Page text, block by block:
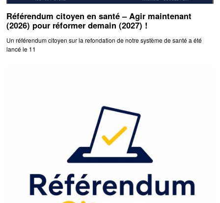
Référendum citoyen en santé – Agir maintenant
(2026) pour réformer demain (2027) !
Un référendum citoyen sur la refondation de notre système de santé a été
lancé le 11